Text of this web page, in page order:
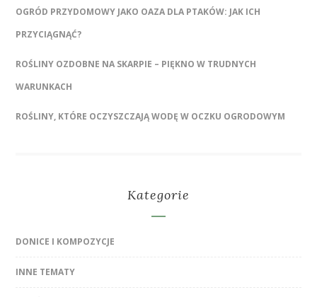
OGRÓD PRZYDOMOWY JAKO OAZA DLA PTAKÓW: JAK ICH
PRZYCIĄGNĄĆ?
ROŚLINY OZDOBNE NA SKARPIE – PIĘKNO W TRUDNYCH
WARUNKACH
ROŚLINY, KTÓRE OCZYSZCZAJĄ WODĘ W OCZKU OGRODOWYM
Kategorie
DONICE I KOMPOZYCJE
INNE TEMATY